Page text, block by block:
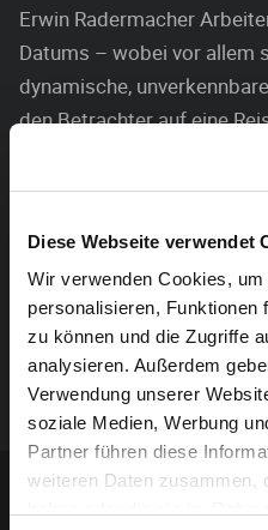
Diese Webseite verwendet
Wir verwenden Cookies,
personalisieren, Funktionen
zu können und die Zugriffe
analysieren. Außerdem
Verwendung unserer
soziale Medien, Werbung
Partner führen diese
weiteren Daten zusammen,
Erwin Radermacher
Datums – wobei vor allem
dynamische,
den Betrachter auf eine
Abstraktionen…,
Weiteres in eine
„aktiv wahrgenommen“
Erwin Radermacher,
Einzel- und
teilgenommen.
Sponsoren-Inhalt